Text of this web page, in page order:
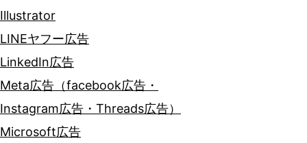
Illustrator
LINEヤフー広告
LinkedIn広告
Meta広告（facebook広告・
Instagram広告・Threads広告）
Microsoft広告